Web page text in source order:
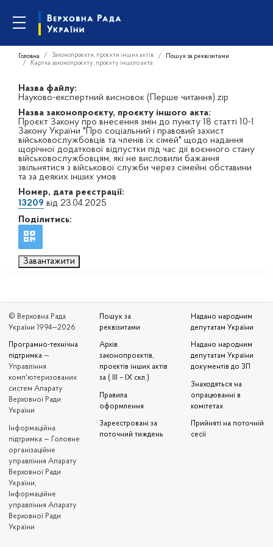
Головна Законопроєкти, проєкти інших актів
Пошук за реквізитами
Картка законопроєкту, проєкту іншого акта
Назва файлу:
Науково-експертний висновок (Перше читання).zip
Назва законопроєкту, проєкту іншого акта:
Проєкт Закону про внесення змін до пункту 18 статті 10-1
Закону України "Про соціальний і правовий захист
військовослужбовців та членів їх сімей" щодо надання
щорічної додаткової відпустки під час дії воєнного стану
військовослужбовцям, які не висловили бажання
звільнятися з військової служби через сімейні обставини
та за деяких інших умов
Номер, дата реєстрації:
13209 від 23.04.2025
Поділитись:
Завантажити
© Верховна Рада
України 1994—2026
Програмно-технічна
підтримка —
Управління
комп'ютеризованих
систем Апарату
Верховної Ради
України
Iнформаційна
підтримка — Головне
організаційне
управління Апарату
Верховної Ради
України,
Інформаційне
управління Апарату
Верховної Ради
України
Пошук за
реквізитами
Архів
законопроєктів,
проєктів інших актів
за ( III – IX скл.)
Правила
оформлення
Зареєстровані за
поточний тиждень
Надано народним
депутатам України
Надано народним
депутатам України
документів до ЗП
Знаходяться на
опрацюванні в
комітетах
Прийняті на поточній
сесії